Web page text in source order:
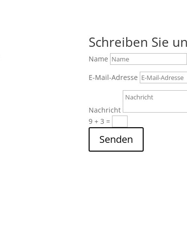
Schreiben Sie
Name
E-Mail-Adresse
Nachricht
9 + 3 =
Senden